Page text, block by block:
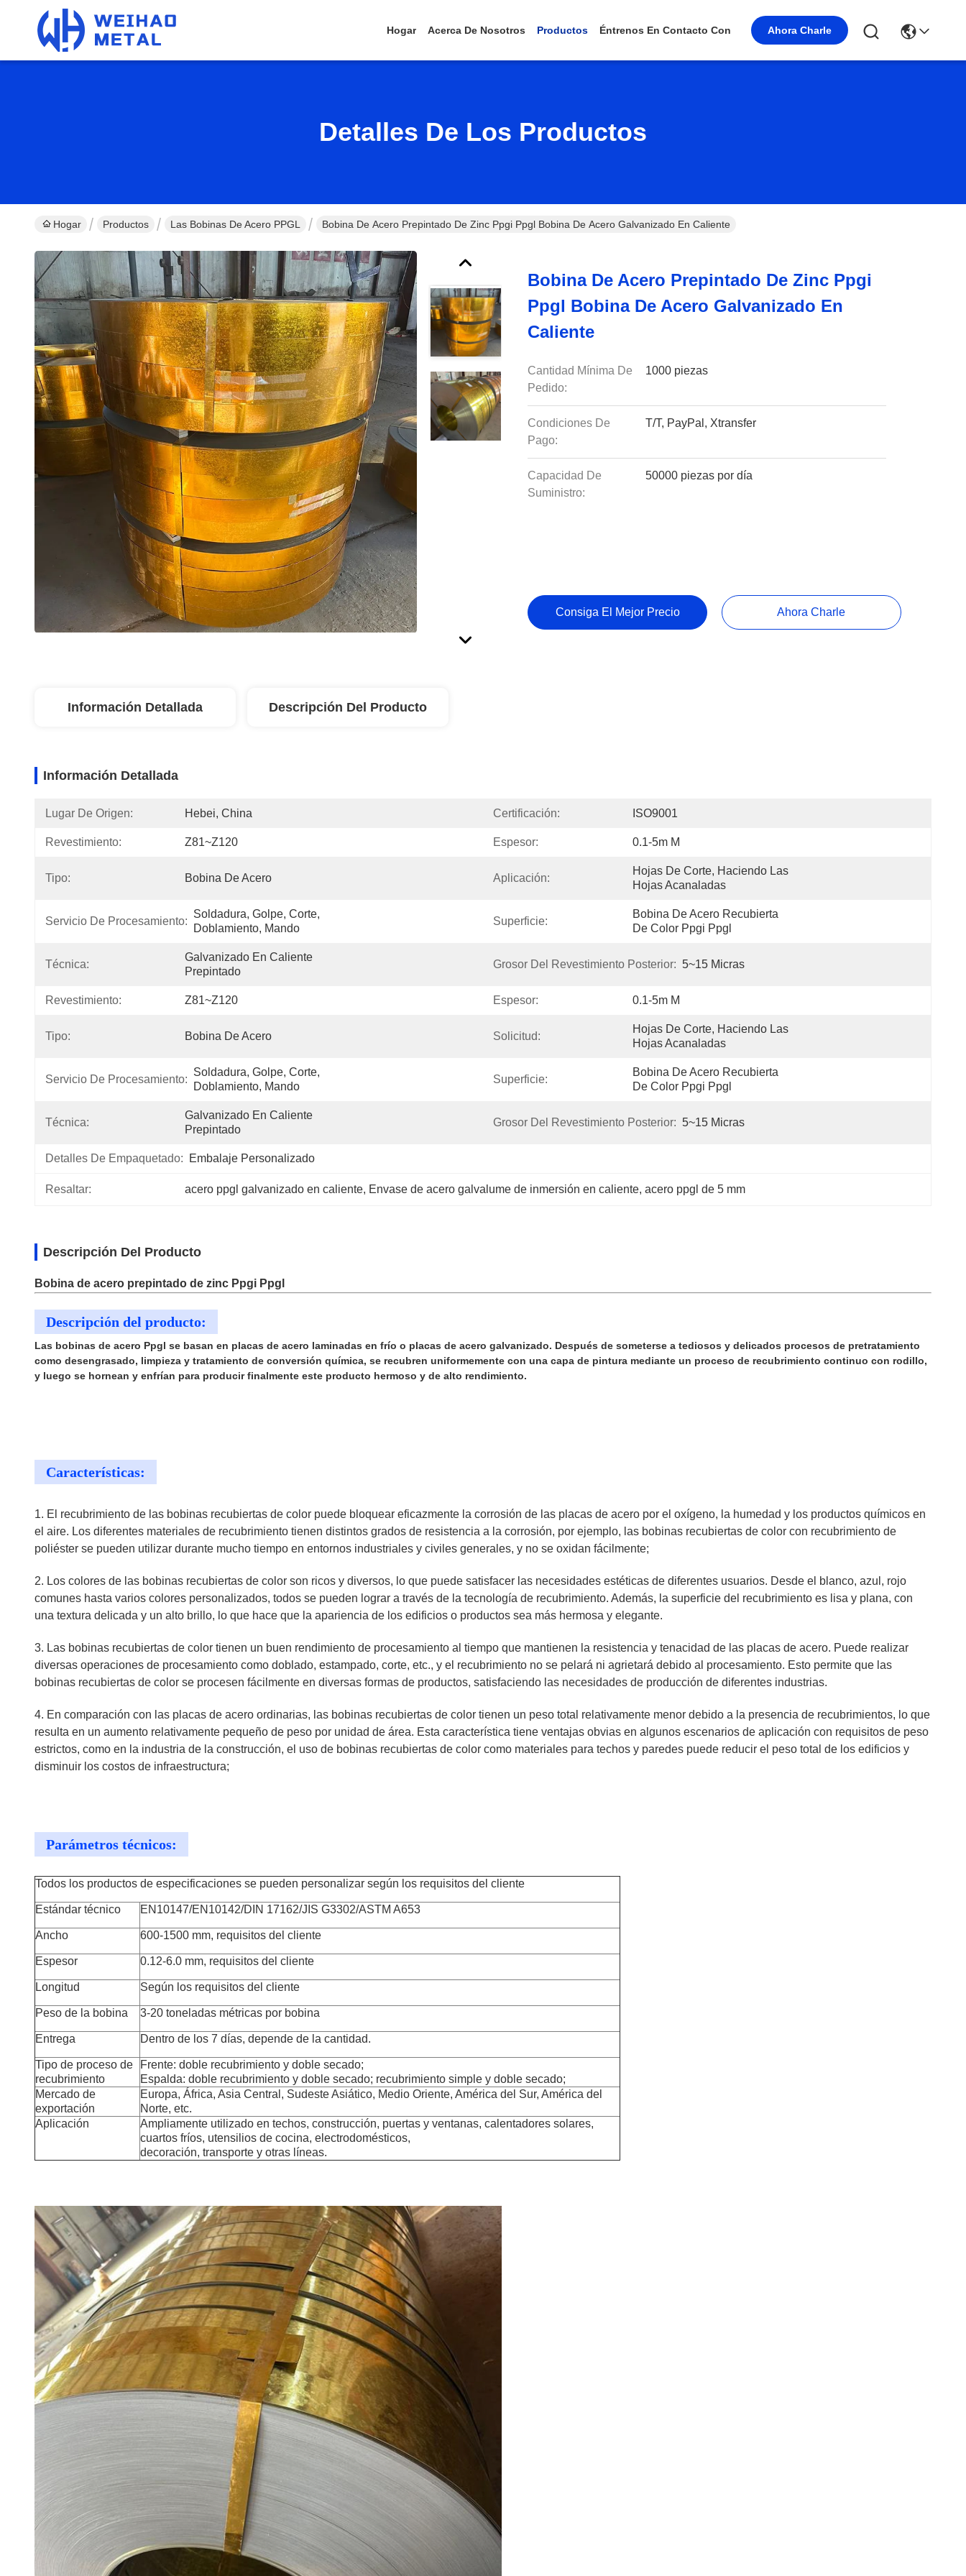
Hogar Acerca De Nosotros Productos Éntrenos En Contacto Con Ahora Charle
Detalles De Los Productos
Hogar Productos Las Bobinas De Acero PPGL Bobina De Acero Prepintado De Zinc Ppgi Ppgl Bobina De Acero Galvanizado En Caliente
Bobina De Acero Prepintado De Zinc Ppgi
Ppgl Bobina De Acero Galvanizado En
Caliente
Cantidad Mínima De
Pedido:
1000 piezas
Condiciones De
Pago:
T/T, PayPal, Xtransfer
Capacidad De
Suministro:
50000 piezas por día
Consiga El Mejor Precio Ahora Charle
Información Detallada Descripción Del Producto
Información Detallada
Lugar De Origen: Hebei, China Certificación: ISO9001
Revestimiento: Z81~Z120 Espesor: 0.1-5m M
Tipo: Bobina De Acero Aplicación:
Hojas De Corte, Haciendo Las
Hojas Acanaladas
Servicio De Procesamiento:
Soldadura, Golpe, Corte,
Doblamiento, Mando
Superficie:
Bobina De Acero Recubierta
De Color Ppgi Ppgl
Técnica:
Galvanizado En Caliente
Prepintado
Grosor Del Revestimiento Posterior: 5~15 Micras
Revestimiento: Z81~Z120 Espesor: 0.1-5m M
Tipo: Bobina De Acero Solicitud:
Hojas De Corte, Haciendo Las
Hojas Acanaladas
Servicio De Procesamiento:
Soldadura, Golpe, Corte,
Doblamiento, Mando
Superficie:
Bobina De Acero Recubierta
De Color Ppgi Ppgl
Técnica:
Galvanizado En Caliente
Prepintado
Grosor Del Revestimiento Posterior: 5~15 Micras
Detalles De Empaquetado: Embalaje Personalizado
Resaltar: acero ppgl galvanizado en caliente, Envase de acero galvalume de inmersión en caliente, acero ppgl de 5 mm
Descripción Del Producto
Bobina de acero prepintado de zinc Ppgi Ppgl
Descripción del producto:
Las bobinas de acero Ppgl se basan en placas de acero laminadas en frío o placas de acero galvanizado. Después de someterse a tediosos y delicados procesos de pretratamiento
como desengrasado, limpieza y tratamiento de conversión química, se recubren uniformemente con una capa de pintura mediante un proceso de recubrimiento continuo con rodillo,
y luego se hornean y enfrían para producir finalmente este producto hermoso y de alto rendimiento.
Características:
1. El recubrimiento de las bobinas recubiertas de color puede bloquear eficazmente la corrosión de las placas de acero por el oxígeno, la humedad y los productos químicos en
el aire. Los diferentes materiales de recubrimiento tienen distintos grados de resistencia a la corrosión, por ejemplo, las bobinas recubiertas de color con recubrimiento de
poliéster se pueden utilizar durante mucho tiempo en entornos industriales y civiles generales, y no se oxidan fácilmente;
2. Los colores de las bobinas recubiertas de color son ricos y diversos, lo que puede satisfacer las necesidades estéticas de diferentes usuarios. Desde el blanco, azul, rojo
comunes hasta varios colores personalizados, todos se pueden lograr a través de la tecnología de recubrimiento. Además, la superficie del recubrimiento es lisa y plana, con
una textura delicada y un alto brillo, lo que hace que la apariencia de los edificios o productos sea más hermosa y elegante.
3. Las bobinas recubiertas de color tienen un buen rendimiento de procesamiento al tiempo que mantienen la resistencia y tenacidad de las placas de acero. Puede realizar
diversas operaciones de procesamiento como doblado, estampado, corte, etc., y el recubrimiento no se pelará ni agrietará debido al procesamiento. Esto permite que las
bobinas recubiertas de color se procesen fácilmente en diversas formas de productos, satisfaciendo las necesidades de producción de diferentes industrias.
4. En comparación con las placas de acero ordinarias, las bobinas recubiertas de color tienen un peso total relativamente menor debido a la presencia de recubrimientos, lo que
resulta en un aumento relativamente pequeño de peso por unidad de área. Esta característica tiene ventajas obvias en algunos escenarios de aplicación con requisitos de peso
estrictos, como en la industria de la construcción, el uso de bobinas recubiertas de color como materiales para techos y paredes puede reducir el peso total de los edificios y
disminuir los costos de infraestructura;
Parámetros técnicos:
Todos los productos de especificaciones se pueden personalizar según los requisitos del cliente
Estándar técnico EN10147/EN10142/DIN 17162/JIS G3302/ASTM A653
Ancho 600-1500 mm, requisitos del cliente
Espesor 0.12-6.0 mm, requisitos del cliente
Longitud Según los requisitos del cliente
Peso de la bobina 3-20 toneladas métricas por bobina
Entrega Dentro de los 7 días, depende de la cantidad.
Tipo de proceso de
recubrimiento
Frente: doble recubrimiento y doble secado;
Espalda: doble recubrimiento y doble secado; recubrimiento simple y doble secado;
Mercado de
exportación
Europa, África, Asia Central, Sudeste Asiático, Medio Oriente, América del Sur, América del
Norte, etc.
Aplicación
Ampliamente utilizado en techos, construcción, puertas y ventanas, calentadores solares,
cuartos fríos, utensilios de cocina, electrodomésticos,
decoración, transporte y otras líneas.